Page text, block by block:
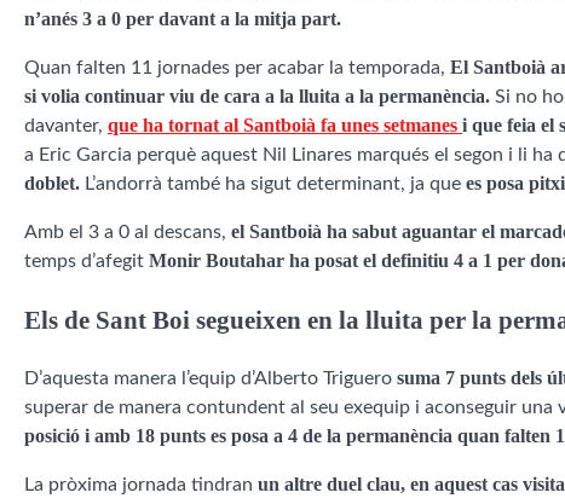
n’anés 3 a 0 per davant a la mitja part.
Quan falten 11 jornades per acabar la temporada, El Santboià
si volia continuar viu de cara a la lluita a la permanència. Si no
davanter, que ha tornat al Santboià fa unes setmanes i que feia el
a Eric Garcia perquè aquest Nil Linares marqués el segon i li ha
doblet. L’andorrà també ha sigut determinant, ja que es posa
Amb el 3 a 0 al descans, el Santboià ha sabut aguantar el
temps d’afegit Monir Boutahar ha posat el definitiu 4 a 1 per
Els de Sant Boi segueixen en la lluita per la
D’aquesta manera l’equip d’Alberto Triguero suma 7 punts dels
superar de manera contundent al seu exequip i aconseguir una
posició i amb 18 punts es posa a 4 de la permanència quan falten
La pròxima jornada tindran un altre duel clau, en aquest cas